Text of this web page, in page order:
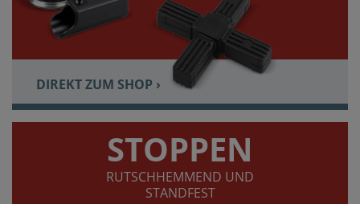
DIREKT ZUM SHOP ›
STOPPEN
RUTSCHHEMMEND UND
STANDFEST